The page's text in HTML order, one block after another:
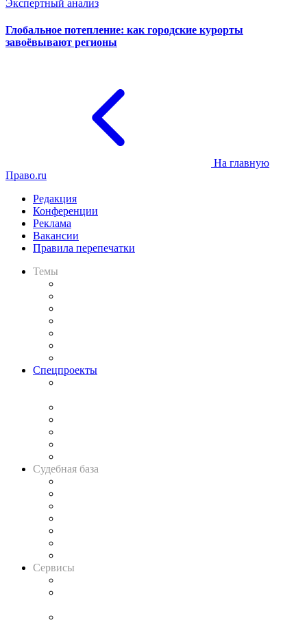
Экспертный анализ
Глобальное потепление: как городские курорты
завоёвывают регионы
На главную
Право.ru
Редакция
Конференции
Реклама
Вакансии
Правила перепечатки
Темы
Спецпроекты
Судебная база
Сервисы